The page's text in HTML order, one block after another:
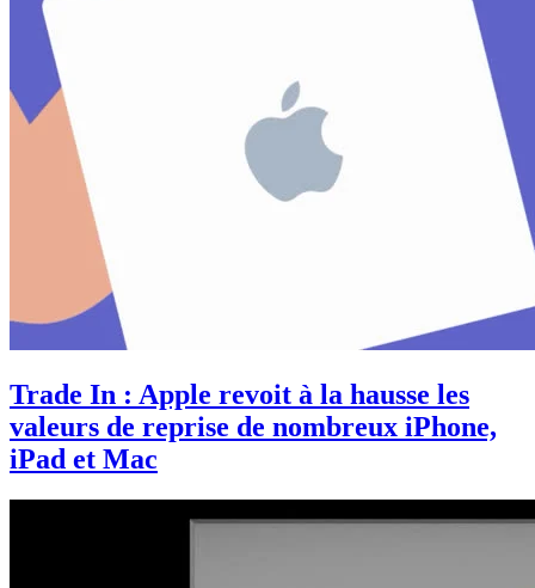
Trade In : Apple revoit à la hausse les
valeurs de reprise de nombreux iPhone,
iPad et Mac